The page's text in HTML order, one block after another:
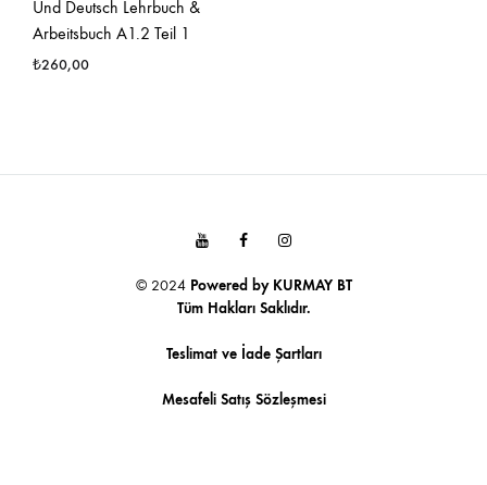
Und Deutsch Lehrbuch &
Arbeitsbuch A1.2 Teil 1
₺260,00
© 2024 Powered by KURMAY BT
Tüm Hakları Saklıdır.
Teslimat ve İade Şartları
Mesafeli Satış Sözleşmesi
YoutubeFacebookInstagram